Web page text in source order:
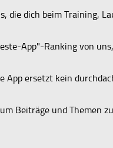
die dich beim Training,
App"-Ranking von
App ersetzt kein
Beiträge und Themen